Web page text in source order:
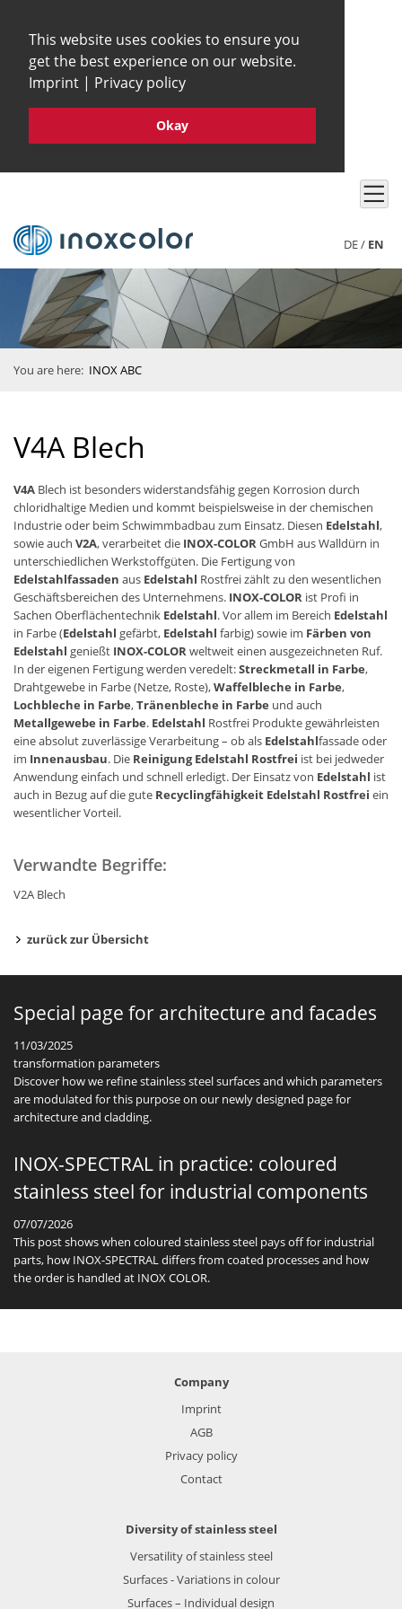
This website uses cookies to ensure you
get the best experience on our website.
Imprint | Privacy policy
Okay
EN
/
DE
You are here: INOX ABC
V4A Blech
V4A Blech ist besonders widerstandsfähig gegen Korrosion durch
chloridhaltige Medien und kommt beispielsweise in der chemischen
Industrie oder beim Schwimmbadbau zum Einsatz. Diesen Edelstahl,
sowie auch V2A, verarbeitet die INOX-COLORGmbH aus Walldürn in
unterschiedlichen Werkstoffgüten. Die Fertigung von
Edelstahlfassaden aus Edelstahl Rostfrei zählt zu den wesentlichen
Geschäftsbereichen des Unternehmens. INOX-COLOR ist Profi in
Sachen Oberflächentechnik Edelstahl. Vor allem im Bereich Edelstahl
in Farbe (Edelstahl gefärbt, Edelstahl farbig) sowie im Färben von
Edelstahl genießt INOX-COLORweltweit einen ausgezeichneten Ruf.
In der eigenen Fertigung werden veredelt:Streckmetall in Farbe,
Drahtgewebe in Farbe (Netze, Roste),Waffelbleche in Farbe,
Lochbleche in Farbe,Tränenbleche in Farbe und auch
Metallgewebe in Farbe. Edelstahl Rostfrei Produkte gewährleisten
eine absolut zuverlässige Verarbeitung – ob als Edelstahlfassade oder
im Innenausbau. Die Reinigung Edelstahl Rostfrei ist bei jedweder
Anwendung einfach und schnell erledigt. Der Einsatz von Edelstahl ist
auch in Bezug auf die gute Recyclingfähigkeit Edelstahl Rostfrei ein
wesentlicher Vorteil.
Verwandte Begriffe:
V2A Blech
zurück zur Übersicht
Special page for architecture and facades
11/03/2025
transformation parameters
Discover how we refine stainless steel surfaces and which parameters
are modulated for this purpose on our newly designed page for
architecture and cladding.
INOX-SPECTRAL in practice: coloured
stainless steel for industrial components
07/07/2026
This post shows when coloured stainless steel pays off for industrial
parts, how INOX-SPECTRAL differs from coated processes and how
the order is handled at INOX COLOR.
Company
Imprint
AGB
Privacy policy
Contact
Diversity of stainless steel
Versatility of stainless steel
Surfaces - Variations in colour
Surfaces – Individual design